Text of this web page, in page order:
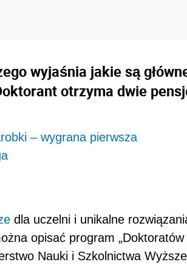
wyjaśnia jakie są
otrzyma dwie
– wygrana pierwsza
dla uczelni i unikalne
opisać program „Doktoratów
Nauki i Szkolnictwa